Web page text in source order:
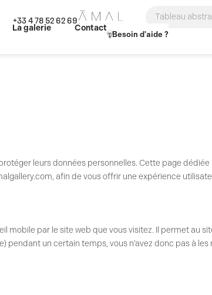
+33 4 78 52 62 69
Search
La galerie Contact
Besoin d'aide ?
leurs données personnelles. Cette page
, afin de vous offrir une expérience
par le site web que vous visitez. Il permet au
pendant un certain temps, vous n’avez donc pas à